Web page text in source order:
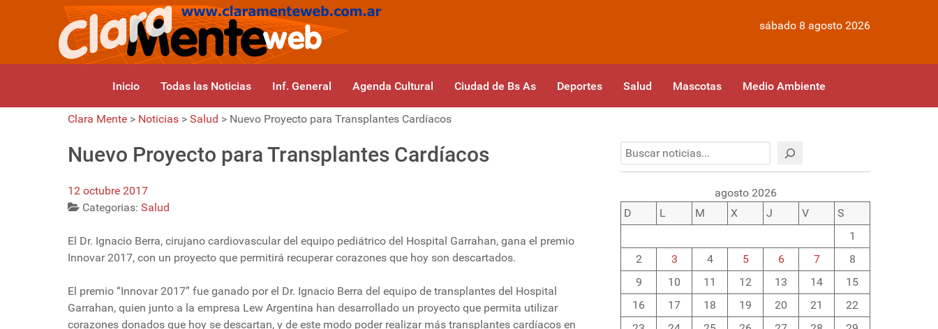
sábado 8 agosto 2026
Inicio Todas las Noticias Inf. General Agenda Cultural Ciudad de Bs As Deportes Salud Mascotas Medio Ambiente
Clara Mente > Noticias > Salud > Nuevo Proyecto para Transplantes Cardíacos
Nuevo Proyecto para Transplantes Cardíacos
12 octubre 2017
Categorias: Salud
El Dr. Ignacio Berra, cirujano cardiovascular del equipo pediátrico del Hospital Garrahan, gana el premio
Innovar 2017, con un proyecto que permitirá recuperar corazones que hoy son descartados.
El premio “Innovar 2017” fue ganado por el Dr. Ignacio Berra del equipo de transplantes del Hospital
Garrahan, quien junto a la empresa Lew Argentina han desarrollado un proyecto que permita utilizar
corazones donados que hoy se descartan, y de este modo poder realizar más transplantes cardíacos en
agosto 2026
D
L M X J V
S
1
2
3 4 5 6 7
8
9
10 11 12 13 14
15
16
17 18 19 20 21
22